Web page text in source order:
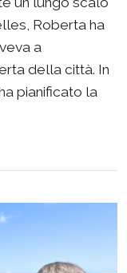
Roberta ha
a
della città. In
pianificato la